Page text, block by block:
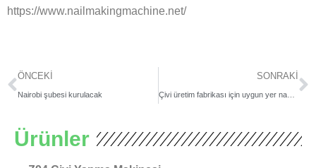
https://www.nailmakingmachine.net/
Prev
ÖNCEKI
Nairobi şubesi kurulacak
SONRAKI
Çivi üretim fabrikası için uygun yer nasıl seçilir?
Ürünler